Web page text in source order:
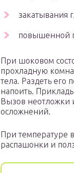
закатывания
повышенной
При шоковом
прохладную
тела. Раздеть
напоить.
Вызов неотложки
осложнений.
При температуре
распашонки и